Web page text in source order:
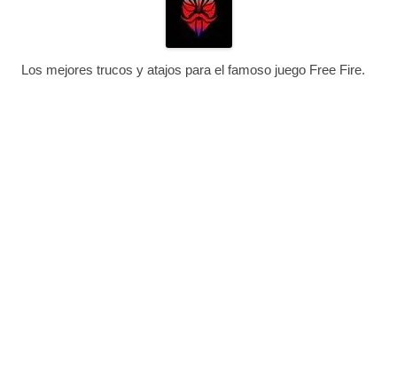
Los mejores trucos y atajos para el famoso juego Free Fire.